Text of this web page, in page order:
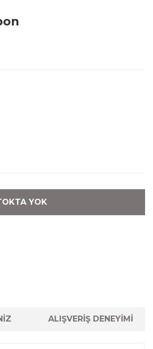
YOK
ALIŞVERİŞ DENEYİMİ